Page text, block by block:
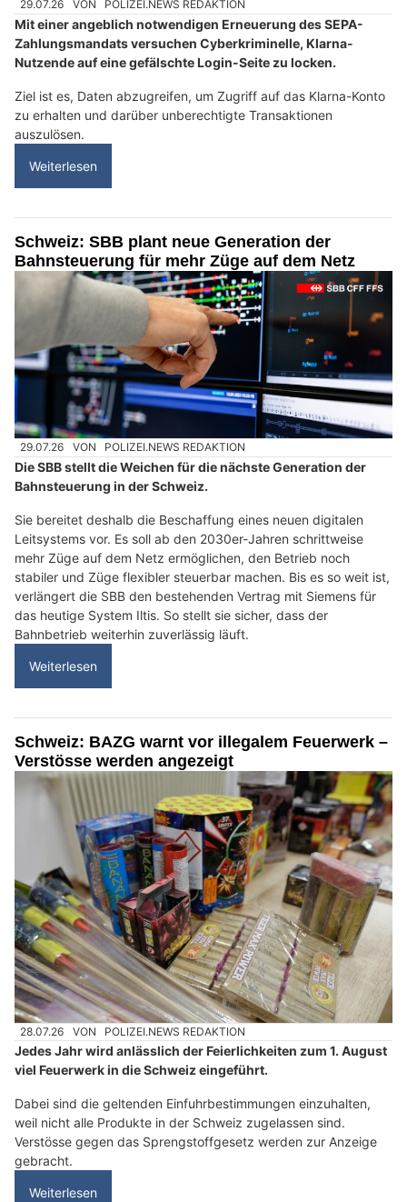
29.07.26 VON POLIZEI.NEWS REDAKTION
Mit einer angeblich notwendigen Erneuerung des SEPA-
Zahlungsmandats versuchen Cyberkriminelle, Klarna-
Nutzende auf eine gefälschte Login-Seite zu locken.
Ziel ist es, Daten abzugreifen, um Zugriff auf das Klarna-Konto
zu erhalten und darüber unberechtigte Transaktionen
auszulösen.
Weiterlesen
Schweiz: SBB plant neue Generation der
Bahnsteuerung für mehr Züge auf dem Netz
29.07.26 VON POLIZEI.NEWS REDAKTION
Die SBB stellt die Weichen für die nächste Generation der
Bahnsteuerung in der Schweiz.
Sie bereitet deshalb die Beschaffung eines neuen digitalen
Leitsystems vor. Es soll ab den 2030er-Jahren schrittweise
mehr Züge auf dem Netz ermöglichen, den Betrieb noch
stabiler und Züge flexibler steuerbar machen. Bis es so weit ist,
verlängert die SBB den bestehenden Vertrag mit Siemens für
das heutige System Iltis. So stellt sie sicher, dass der
Bahnbetrieb weiterhin zuverlässig läuft.
Weiterlesen
Schweiz: BAZG warnt vor illegalem Feuerwerk –
Verstösse werden angezeigt
28.07.26 VON POLIZEI.NEWS REDAKTION
Jedes Jahr wird anlässlich der Feierlichkeiten zum 1. August
viel Feuerwerk in die Schweiz eingeführt.
Dabei sind die geltenden Einfuhrbestimmungen einzuhalten,
weil nicht alle Produkte in der Schweiz zugelassen sind.
Verstösse gegen das Sprengstoffgesetz werden zur Anzeige
gebracht.
Weiterlesen